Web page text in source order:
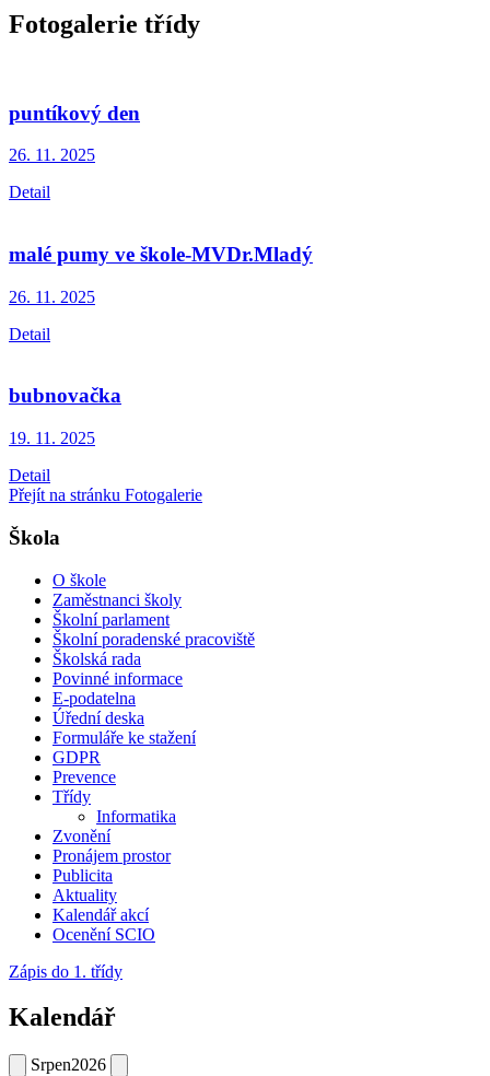
Fotogalerie třídy
puntíkový den
26. 11. 2025
Detail
malé pumy ve škole-MVDr.Mladý
26. 11. 2025
Detail
bubnovačka
19. 11. 2025
Detail
Přejít na stránku Fotogalerie
Škola
O škole
Zaměstnanci školy
Školní parlament
Školní poradenské pracoviště
Školská rada
Povinné informace
E-podatelna
Úřední deska
Formuláře ke stažení
GDPR
Prevence
Třídy
Informatika
Zvonění
Pronájem prostor
Publicita
Aktuality
Kalendář akcí
Ocenění SCIO
Zápis do 1. třídy
Kalendář
Srpen2026